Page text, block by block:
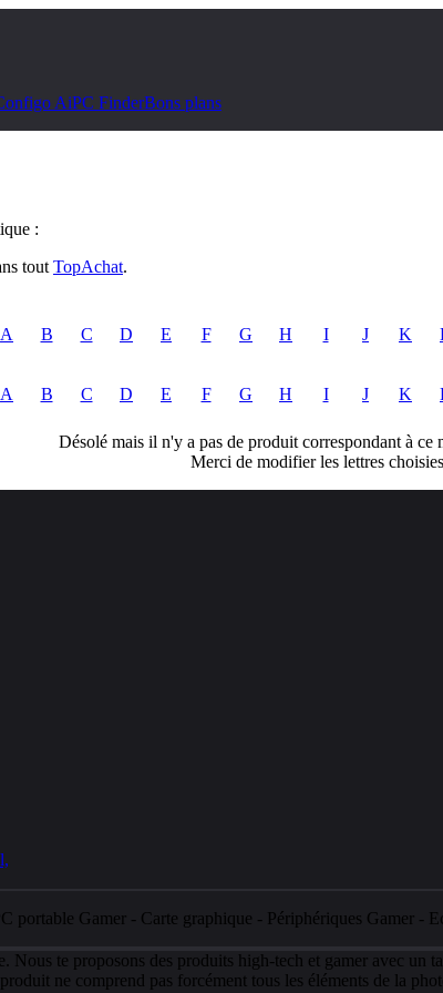
AiPC FinderBons plans
:
tout TopAchat.
A B C D E F G H I J K
A B C D E F G H I J K
Désolé mais il n'y a pas de produit correspondant à ce
Merci de modifier les lettres
portable Gamer - Carte graphique - Périphériques Gamer -
te proposons des produits high-tech et gamer avec un
ne comprend pas forcément tous les éléments de la